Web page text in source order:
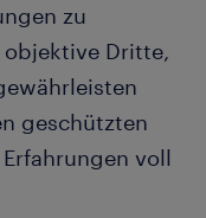
zu
Dritte,
geschützten
voll